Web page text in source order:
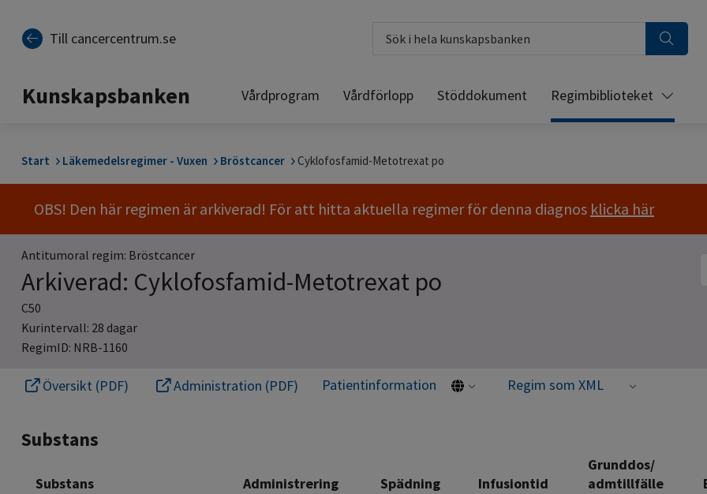
Till cancercentrum.se
Kunskapsbanken Vårdprogram Vårdförlopp Stöddokument Regimbiblioteket
Start Läkemedelsregimer - Vuxen Bröstcancer Cyklofosfamid-Metotrexat po
OBS! Den här regimen är arkiverad! För att hitta aktuella regimer för denna diagnos klicka här
Antitumoral regim: Bröstcancer
Arkiverad: Cyklofosfamid-Metotrexat po
C50
Kurintervall: 28 dagar
RegimID: NRB-1160
Översikt (PDF) Administration (PDF) Patientinformation Regim som XML
Substans
Substans Administrering Spädning Infusiontid
Grunddos/
admtillfälle